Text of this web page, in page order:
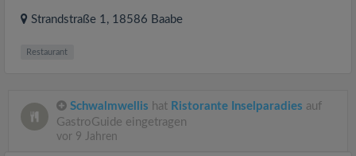
Strandstraße 1, 18586 Baabe
Restaurant
Schwalmwellis hat Ristorante Inselparadies auf
GastroGuide eingetragen
vor 9 Jahren